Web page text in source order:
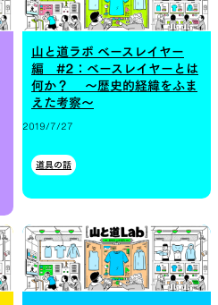
山と道ラボ ベースレイヤー
編 #2：ベースレイヤーとは
何か？ ～歴史的経緯をふま
えた考察～
2019/7/27
道具の話